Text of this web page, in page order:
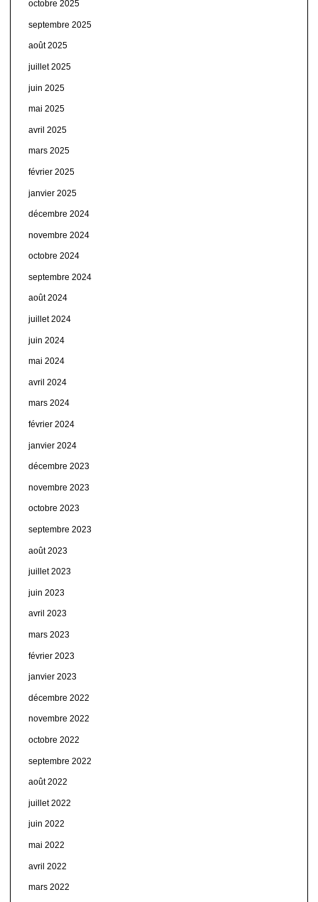
octobre 2025
septembre 2025
août 2025
juillet 2025
juin 2025
mai 2025
avril 2025
mars 2025
février 2025
janvier 2025
décembre 2024
novembre 2024
octobre 2024
septembre 2024
août 2024
juillet 2024
juin 2024
mai 2024
avril 2024
mars 2024
février 2024
janvier 2024
décembre 2023
novembre 2023
octobre 2023
septembre 2023
août 2023
juillet 2023
juin 2023
avril 2023
mars 2023
février 2023
janvier 2023
décembre 2022
novembre 2022
octobre 2022
septembre 2022
août 2022
juillet 2022
juin 2022
mai 2022
avril 2022
mars 2022